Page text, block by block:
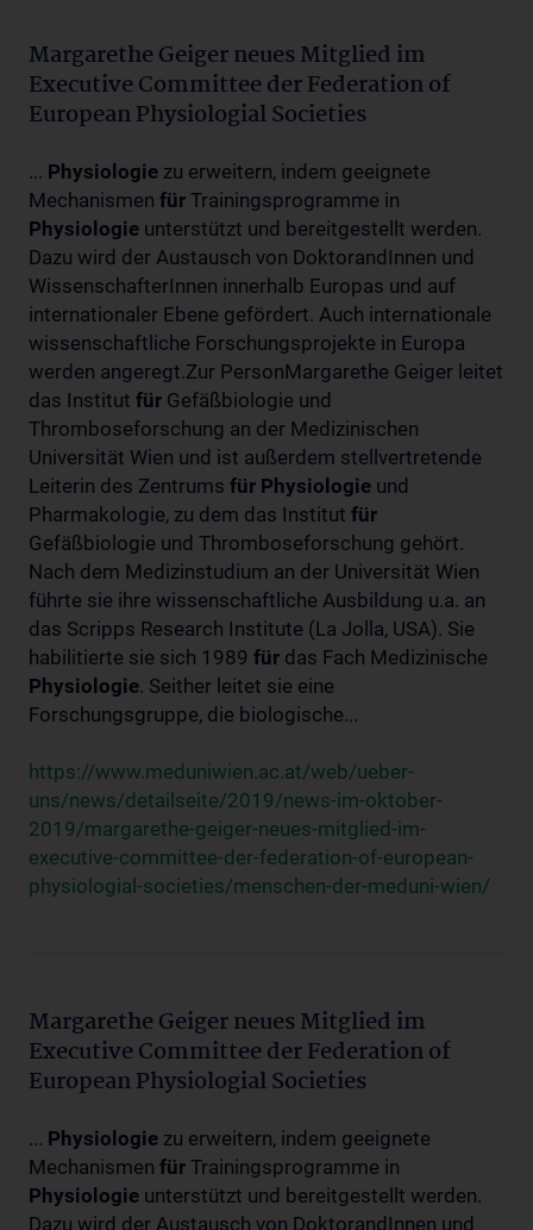
Margarethe Geiger neues Mitglied im
Executive Committee der Federation of
European Physiologial Societies
... Physiologie zu erweitern, indem geeignete
Mechanismen für Trainingsprogramme in
Physiologie unterstützt und bereitgestellt werden.
Dazu wird der Austausch von DoktorandInnen und
WissenschafterInnen innerhalb Europas und auf
internationaler Ebene gefördert. Auch internationale
wissenschaftliche Forschungsprojekte in Europa
werden angeregt.Zur PersonMargarethe Geiger leitet
das Institut für Gefäßbiologie und
Thromboseforschung an der Medizinischen
Universität Wien und ist außerdem stellvertretende
Leiterin des Zentrums für Physiologie und
Pharmakologie, zu dem das Institut für
Gefäßbiologie und Thromboseforschung gehört.
Nach dem Medizinstudium an der Universität Wien
führte sie ihre wissenschaftliche Ausbildung u.a. an
das Scripps Research Institute (La Jolla, USA). Sie
habilitierte sie sich 1989 für das Fach Medizinische
Physiologie. Seither leitet sie eine
Forschungsgruppe, die biologische...
https://www.meduniwien.ac.at/web/ueber-
uns/news/detailseite/2019/news-im-oktober-
2019/margarethe-geiger-neues-mitglied-im-
executive-committee-der-federation-of-european-
physiologial-societies/menschen-der-meduni-wien/
Margarethe Geiger neues Mitglied im
Executive Committee der Federation of
European Physiologial Societies
... Physiologie zu erweitern, indem geeignete
Mechanismen für Trainingsprogramme in
Physiologie unterstützt und bereitgestellt werden.
Dazu wird der Austausch von DoktorandInnen und